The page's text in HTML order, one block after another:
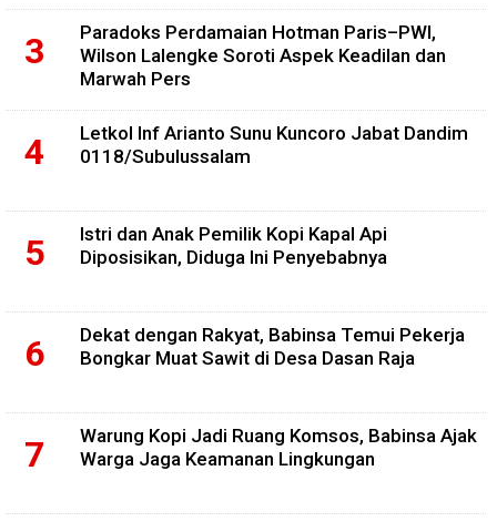
Paradoks Perdamaian Hotman Paris–PWI,
Wilson Lalengke Soroti Aspek Keadilan dan
Marwah Pers
Letkol Inf Arianto Sunu Kuncoro Jabat Dandim
0118/Subulussalam
Istri dan Anak Pemilik Kopi Kapal Api
Diposisikan, Diduga Ini Penyebabnya
Dekat dengan Rakyat, Babinsa Temui Pekerja
Bongkar Muat Sawit di Desa Dasan Raja
Warung Kopi Jadi Ruang Komsos, Babinsa Ajak
Warga Jaga Keamanan Lingkungan